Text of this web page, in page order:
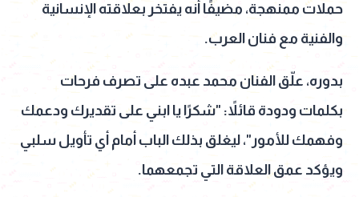
حملات ممنهجة، مضيفًا أنه يفتخر بعلاقته الإنسانية
والفنية مع فنان العرب.
بدوره، علّق الفنان محمد عبده على تصرف فرحات
بكلمات ودودة قائلاً: "شكرًا يا ابني على تقديرك ودعمك
وفهمك للأمور"، ليغلق بذلك الباب أمام أي تأويل سلبي
ويؤكد عمق العلاقة التي تجمعهما.